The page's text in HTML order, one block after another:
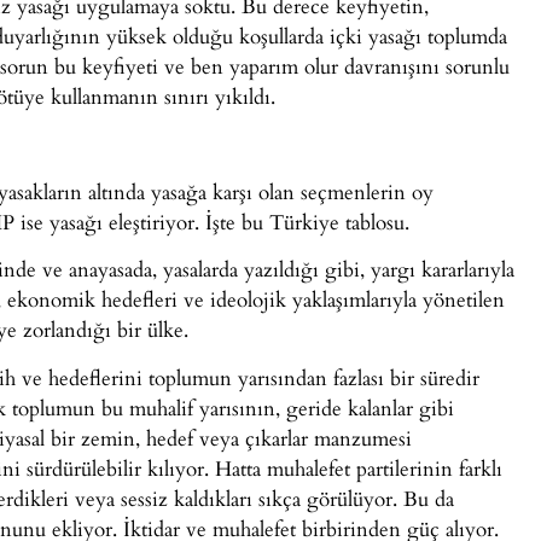
yüksek olduğu koşullarda içki yasağı toplumda
bu keyfiyeti ve ben yaparım olur davranışını sorunlu
kullanmanın sınırı yıkıldı.
altında yasağa karşı olan seçmenlerin oy
ise yasağı eleştiriyor. İşte bu Türkiye tablosu.
ve anayasada, yasalarda yazıldığı gibi, yargı kararlarıyla
hedefleri ve ideolojik yaklaşımlarıyla yönetilen
zorlandığı bir ülke.
ve hedeflerini toplumun yarısından fazlası bir süredir
bu muhalif yarısının, geride kalanlar gibi
bir zemin, hedef veya çıkarlar manzumesi
sürdürülebilir kılıyor. Hatta muhalefet partilerinin farklı
veya sessiz kaldıkları sıkça görülüyor. Bu da
ekliyor. İktidar ve muhalefet birbirinden güç alıyor.